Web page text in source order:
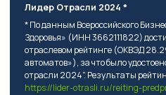
Лидер Отрасли 2024 *
* По данным Всероссийского
Здоровья» (ИНН 3662111822)
отраслевом рейтинге (ОКВЭД
автоматов»), за что было
отрасли 2024". Результаты
https://lider-otrasli.ru/reiting-